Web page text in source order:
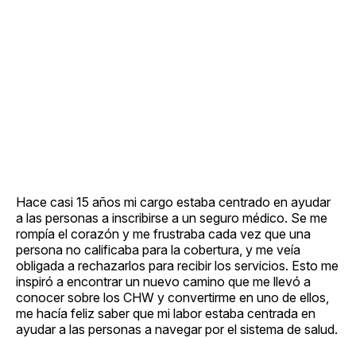
Hace casi 15 años mi cargo estaba centrado en ayudar
a las personas a inscribirse a un seguro médico. Se me
rompía el corazón y me frustraba cada vez que una
persona no calificaba para la cobertura, y me veía
obligada a rechazarlos para recibir los servicios. Esto me
inspiró a encontrar un nuevo camino que me llevó a
conocer sobre los CHW y convertirme en uno de ellos,
me hacía feliz saber que mi labor estaba centrada en
ayudar a las personas a navegar por el sistema de salud.